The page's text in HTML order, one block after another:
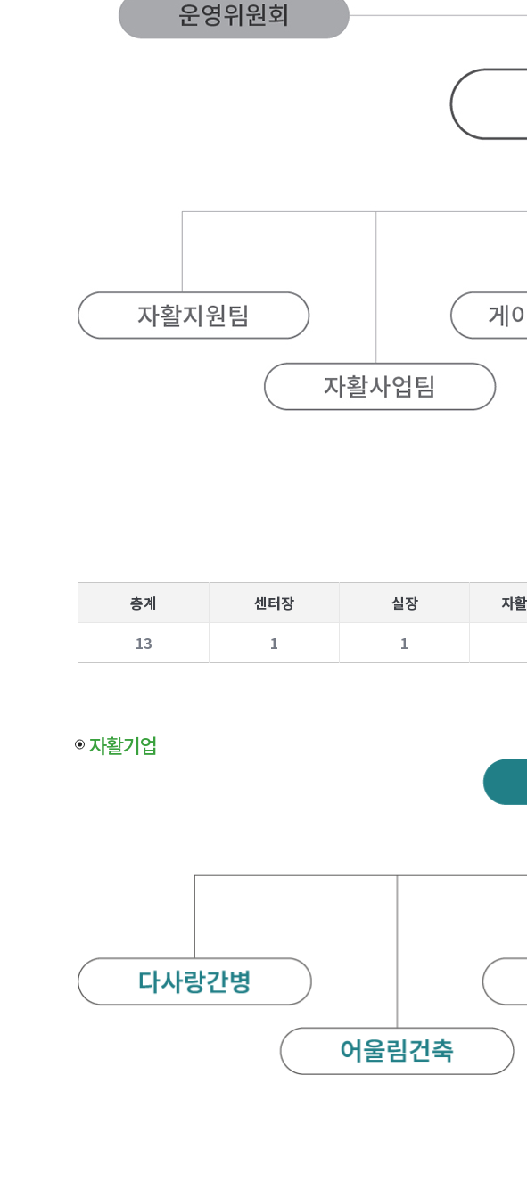
총계 센터장 실장 자
13
1 1
자활기업